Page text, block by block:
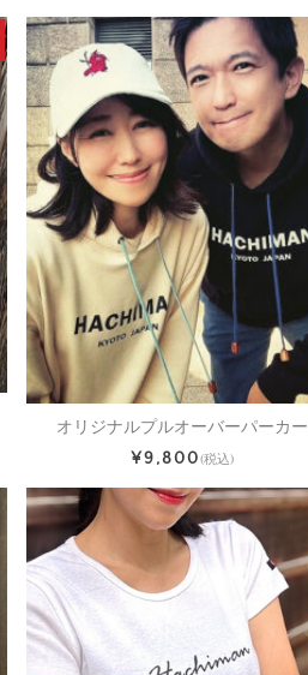
オリジナルプルオーバーパーカー
¥9,800(税込)